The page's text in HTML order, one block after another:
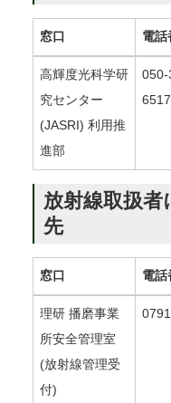
窓口 電話
高輝度光科学研
究センター
(JASRI) 利用推
進部
050-
6517
放射線取扱
先
窓口 電話
理研 播磨事業
所安全管理室
(放射線管理受
付)